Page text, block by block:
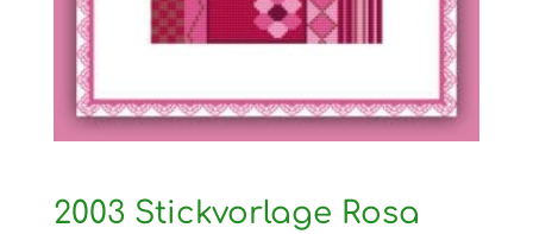
2003 Stickvorlage Rosa